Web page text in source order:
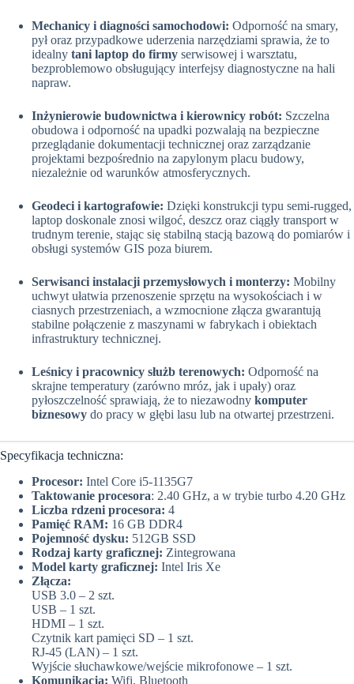
Mechanicy i diagności samochodowi: Odporność na smary,
pył oraz przypadkowe uderzenia narzędziami sprawia, że to
idealny tani laptop do firmy serwisowej i warsztatu,
bezproblemowo obsługujący interfejsy diagnostyczne na hali
napraw.
Inżynierowie budownictwa i kierownicy robót: Szczelna
obudowa i odporność na upadki pozwalają na bezpieczne
przeglądanie dokumentacji technicznej oraz zarządzanie
projektami bezpośrednio na zapylonym placu budowy,
niezależnie od warunków atmosferycznych.
Geodeci i kartografowie: Dzięki konstrukcji typu semi-rugged,
laptop doskonale znosi wilgoć, deszcz oraz ciągły transport w
trudnym terenie, stając się stabilną stacją bazową do pomiarów i
obsługi systemów GIS poza biurem.
Serwisanci instalacji przemysłowych i monterzy: Mobilny
uchwyt ułatwia przenoszenie sprzętu na wysokościach i w
ciasnych przestrzeniach, a wzmocnione złącza gwarantują
stabilne połączenie z maszynami w fabrykach i obiektach
infrastruktury technicznej.
Leśnicy i pracownicy służb terenowych: Odporność na
skrajne temperatury (zarówno mróz, jak i upały) oraz
pyłoszczelność sprawiają, że to niezawodny komputer
biznesowy do pracy w głębi lasu lub na otwartej przestrzeni.
Specyfikacja techniczna:
Procesor: Intel Core i5-1135G7
Taktowanie procesora: 2.40 GHz, a w trybie turbo 4.20 GHz
Liczba rdzeni procesora: 4
Pamięć RAM: 16 GB DDR4
Pojemność dysku: 512GB SSD
Rodzaj karty graficznej: Zintegrowana
Model karty graficznej: Intel Iris Xe
Złącza:
USB 3.0 – 2 szt.
USB – 1 szt.
HDMI – 1 szt.
Czytnik kart pamięci SD – 1 szt.
RJ-45 (LAN) – 1 szt.
Wyjście słuchawkowe/wejście mikrofonowe – 1 szt.
Komunikacja: Wifi, Bluetooth